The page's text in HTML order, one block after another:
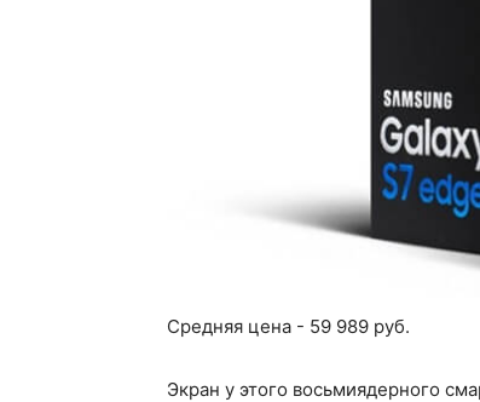
Средняя цена - 59 989 руб.
Экран у этого восьмиядерного